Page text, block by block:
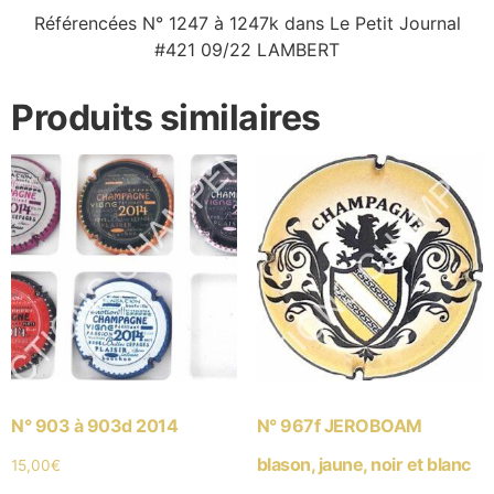
Référencées N° 1247 à 1247k dans Le Petit Journal
#421 09/22 LAMBERT
Produits similaires
N° 903 à 903d 2014
15,00€
N° 967f JEROBOAM
blason, jaune, noir et blanc